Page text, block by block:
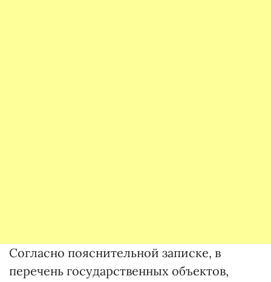
Согласно пояснительной записке, в
перечень государственных объектов,